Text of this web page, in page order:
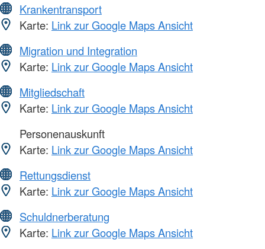
Krankentransport
Karte: Link zur Google Maps Ansicht
Migration und Integration
Karte: Link zur Google Maps Ansicht
Mitgliedschaft
Karte: Link zur Google Maps Ansicht
Personenauskunft
Karte: Link zur Google Maps Ansicht
Rettungsdienst
Karte: Link zur Google Maps Ansicht
Schuldnerberatung
Karte: Link zur Google Maps Ansicht